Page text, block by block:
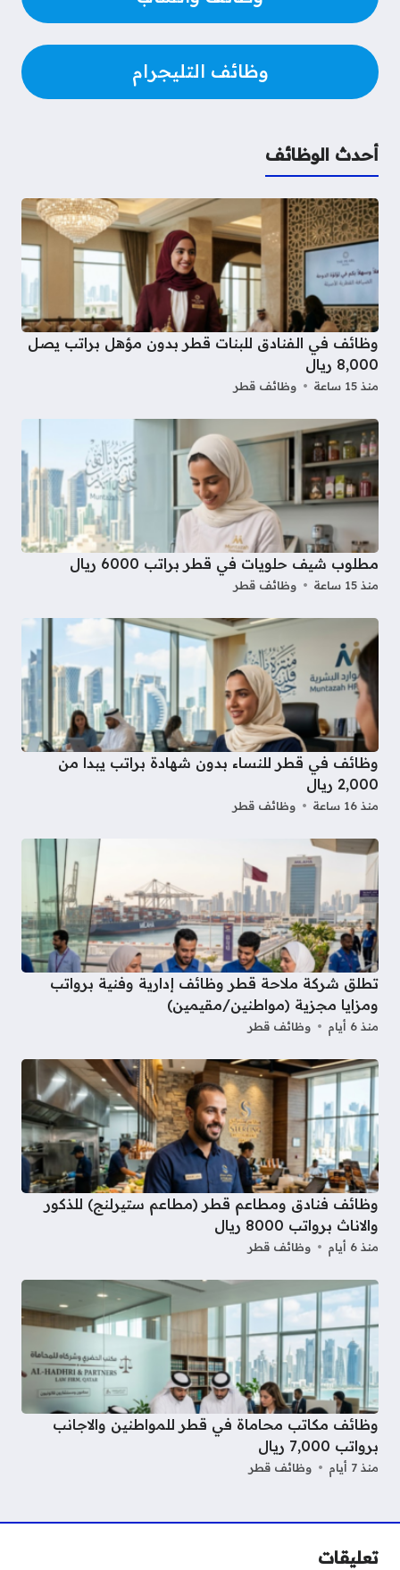
وظائف التليجرام
أحدث الوظائف
وظائف في الفنادق للبنات قطر بدون مؤهل براتب يصل
8,000 ريال
منذ 15 ساعة وظائف قطر
مطلوب شيف حلويات في قطر براتب 6000 ريال
منذ 15 ساعة وظائف قطر
وظائف في قطر للنساء بدون شهادة براتب يبدا من
2,000 ريال
منذ 16 ساعة وظائف قطر
تطلق شركة ملاحة قطر وظائف إدارية وفنية برواتب
ومزايا مجزية (مواطنين/مقيمين)
منذ 6 أيام وظائف قطر
وظائف فنادق ومطاعم قطر (مطاعم ستيرلنج) للذكور
والاناث برواتب 8000 ريال
منذ 6 أيام وظائف قطر
وظائف مكاتب محاماة في قطر للمواطنين والاجانب
برواتب 7,000 ريال
منذ 7 أيام وظائف قطر
تعليقات